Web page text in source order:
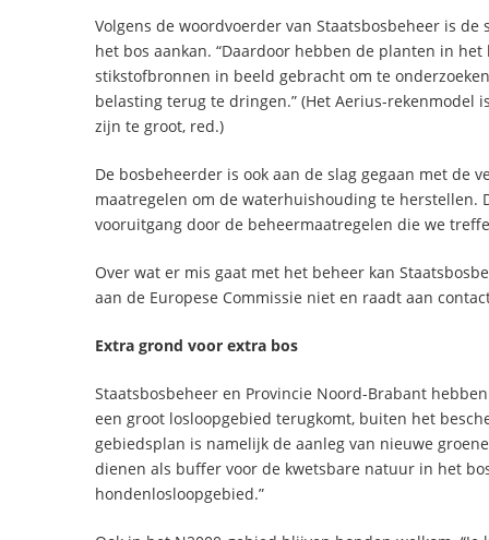
Volgens de woordvoerder van Staatsbosbeheer is
het bos aankan. “Daardoor hebben de planten in
stikstofbronnen in beeld gebracht om te
belasting terug te dringen.” (Het Aerius-rekenmodel
zijn te groot, red.)
De bosbeheerder is ook aan de slag gegaan met de
maatregelen om de waterhuishouding te herstellen.
vooruitgang door de beheermaatregelen die we
Over wat er mis gaat met het beheer kan
aan de Europese Commissie niet en raadt aan
Extra grond voor extra bos
Staatsbosbeheer en Provincie Noord-Brabant
een groot losloopgebied terugkomt, buiten het
gebiedsplan is namelijk de aanleg van nieuwe
dienen als buffer voor de kwetsbare natuur in het
hondenlosloopgebied.”